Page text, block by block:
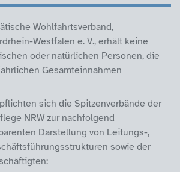
Wohlfahrtsverband,
Westfalen e. V., erhält keine
oder natürlichen Personen, die
Gesamteinnahmen
sich die Spitzenverbände der
NRW zur nachfolgend
Darstellung von Leitungs-,
sowie der